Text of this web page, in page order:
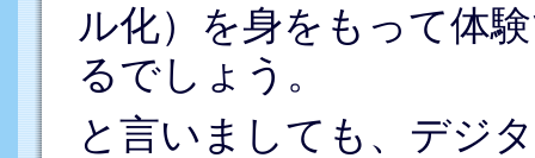
ル化）を身をもって体
るでしょう。
と言いましても、デジ